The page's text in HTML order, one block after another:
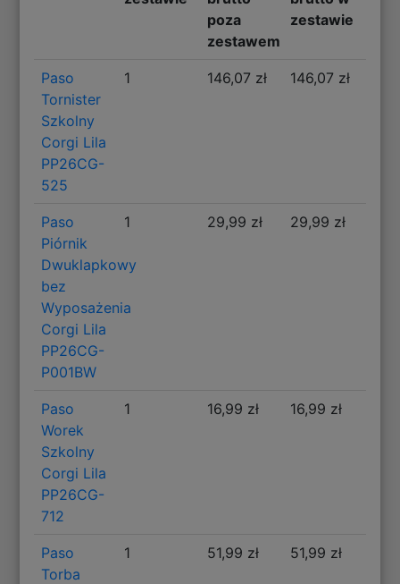
poza
zestawem
zestawie
Paso
Tornister
Szkolny
Corgi Lila
PP26CG-
525
1 146,07 zł 146,07 zł
Paso
Piórnik
Dwuklapkowy
bez
Wyposażenia
Corgi Lila
PP26CG-
P001BW
1 29,99 zł 29,99 zł
Paso
Worek
Szkolny
Corgi Lila
PP26CG-
712
1 16,99 zł 16,99 zł
Paso
Torba
1 51,99 zł 51,99 zł